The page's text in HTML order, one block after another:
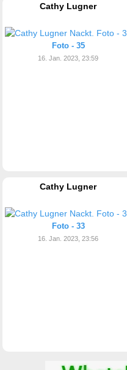
Cathy Lugner
Foto - 35
16. Jan. 2023, 23:59
Cathy Lugner
Foto - 33
16. Jan. 2023, 23:56